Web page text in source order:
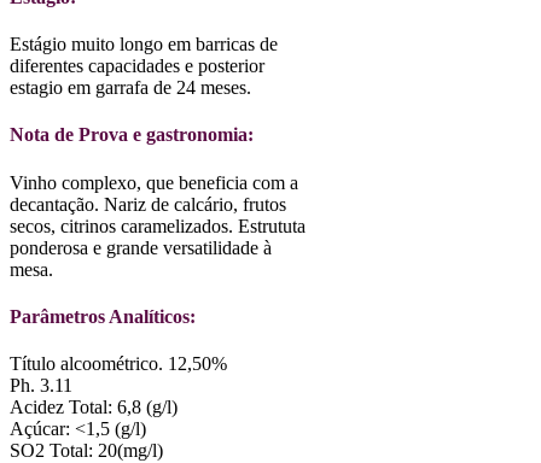
Estágio muito longo em barricas de
diferentes capacidades e posterior
estagio em garrafa de 24 meses.
Nota de Prova e gastronomia:
Vinho complexo, que beneficia com a
decantação. Nariz de calcário, frutos
secos, citrinos caramelizados. Estrututa
ponderosa e grande versatilidade à
mesa.
Parâmetros Analíticos:
Título alcoométrico. 12,50%
Ph. 3.11
Acidez Total: 6,8 (g/l)
Açúcar: <1,5 (g/l)
SO2 Total: 20(mg/l)